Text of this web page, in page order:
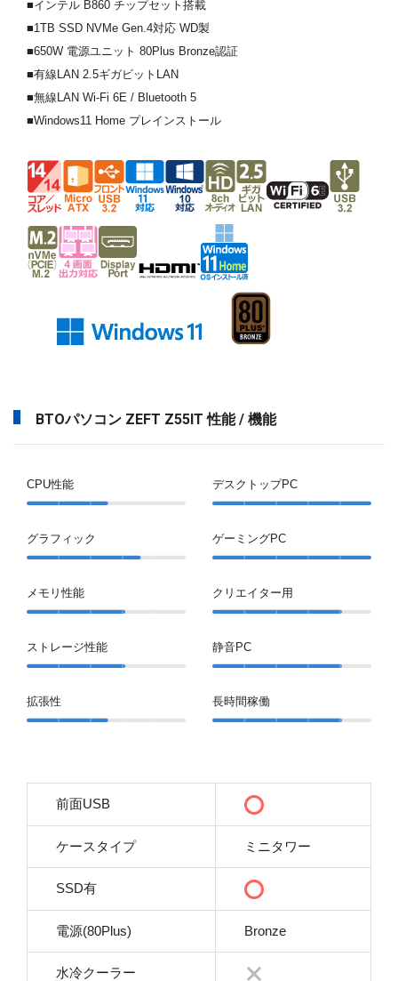
■インテル B860 チップセット搭載
■1TB SSD NVMe Gen.4対応 WD製
■650W 電源ユニット 80Plus Bronze認証
■有線LAN 2.5ギガビットLAN
■無線LAN Wi-Fi 6E / Bluetooth 5
■Windows11 Home プレインストール
BTOパソコン ZEFT Z55IT 性能 / 機能
CPU性能
グラフィック
メモリ性能
ストレージ性能
拡張性
デスクトップPC
ゲーミングPC
クリエイター用
静音PC
長時間稼働
前面USB
ケースタイプ ミニタワー
SSD有
電源(80Plus) Bronze
水冷クーラー